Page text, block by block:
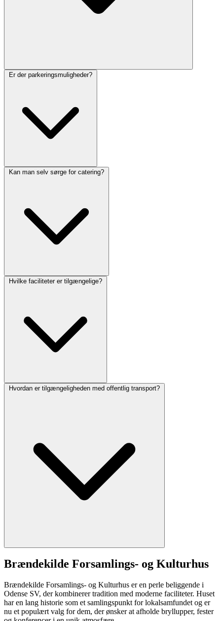
Er der parkeringsmuligheder?
Kan man selv sørge for catering?
Hvilke faciliteter er tilgængelige?
Hvordan er tilgængeligheden med offentlig transport?
Brændekilde Forsamlings- og Kulturhus
Brændekilde Forsamlings- og Kulturhus er en perle beliggende i
Odense SV, der kombinerer tradition med moderne faciliteter. Huset
har en lang historie som et samlingspunkt for lokalsamfundet og er
nu et populært valg for dem, der ønsker at afholde bryllupper, fester